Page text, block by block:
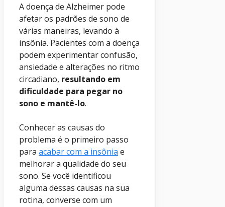
A doença de Alzheimer pode
afetar os padrões de sono de
várias maneiras, levando à
insônia. Pacientes com a doença
podem experimentar confusão,
ansiedade e alterações no ritmo
circadiano, resultando em
dificuldade para pegar no
sono e mantê-lo.
Conhecer as causas do
problema é o primeiro passo
para acabar com a insônia e
melhorar a qualidade do seu
sono. Se você identificou
alguma dessas causas na sua
rotina, converse com um